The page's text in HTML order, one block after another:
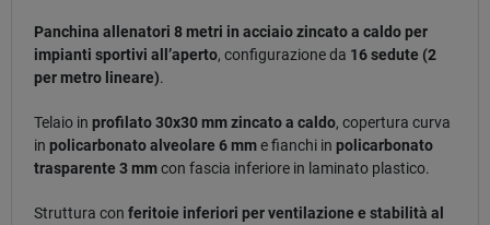
Panchina allenatori 8 metri in acciaio zincato a caldo per
impianti sportivi all’aperto, configurazione da 16 sedute (2
per metro lineare).
Telaio in profilato 30x30 mm zincato a caldo, copertura curva
in policarbonato alveolare 6 mme fianchi in policarbonato
trasparente 3 mmcon fascia inferiore in laminato plastico.
Struttura con feritoie inferiori per ventilazione e stabilità al